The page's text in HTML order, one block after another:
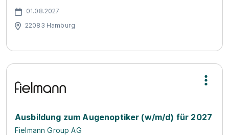
01.08.2027
22083 Hamburg
Ausbildung zum Augenoptiker (w/m/d) für 2027
Fielmann Group AG